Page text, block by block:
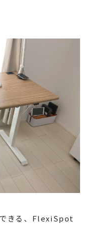
できる、FlexiSpot